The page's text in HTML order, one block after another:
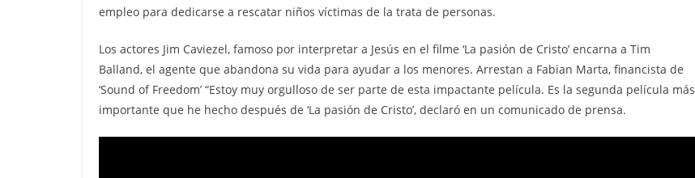
empleo para dedicarse a rescatar niños víctimas de la trata de personas.
Los actores Jim Caviezel, famoso por interpretar a Jesús en el filme ‘La pasión de Cristo’ encarna a Tim
Balland, el agente que abandona su vida para ayudar a los menores. Arrestan a Fabian Marta, financista de
‘Sound of Freedom’ “Estoy muy orgulloso de ser parte de esta impactante película. Es la segunda película más
importante que he hecho después de ‘La pasión de Cristo’, declaró en un comunicado de prensa.